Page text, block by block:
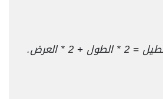
+ 2 * العرض.